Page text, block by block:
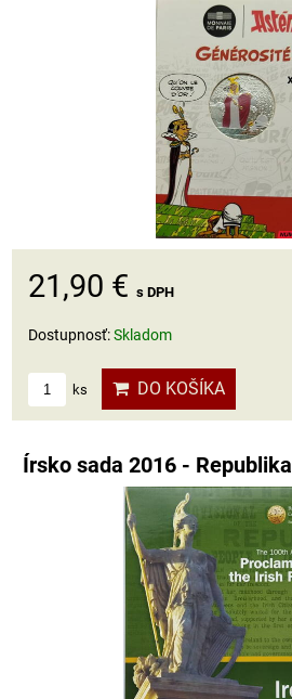
21,90 € s DPH
Dostupnosť:Skladom
ks DO KOŠÍKA
Írsko sada 2016 - Republika